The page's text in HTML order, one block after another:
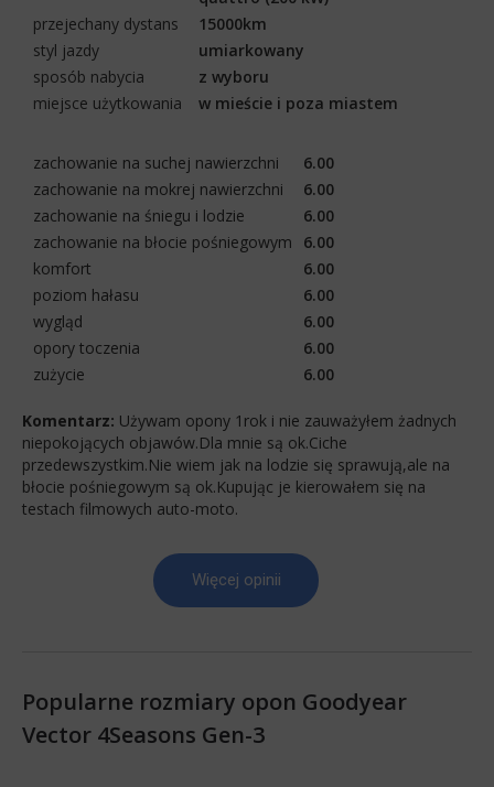
przejechany dystans
15000km
styl jazdy
umiarkowany
sposób nabycia
z wyboru
miejsce użytkowania
w mieście i poza miastem
zachowanie na suchej nawierzchni
6.00
zachowanie na mokrej nawierzchni
6.00
zachowanie na śniegu i lodzie
6.00
zachowanie na błocie pośniegowym
6.00
komfort
6.00
poziom hałasu
6.00
wygląd
6.00
opory toczenia
6.00
zużycie
6.00
Komentarz: Używam opony 1rok i nie zauważyłem żadnych
niepokojących objawów.Dla mnie są ok.Ciche
przedewszystkim.Nie wiem jak na lodzie się sprawują,ale na
błocie pośniegowym są ok.Kupując je kierowałem się na
testach filmowych auto-moto.
Więcej opinii
Popularne rozmiary opon Goodyear
Vector 4Seasons Gen-3